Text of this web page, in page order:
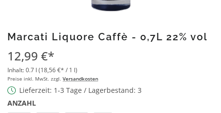
Marcati Liquore Caffè - 0,7L 22% vol
12,99 €*
Inhalt:0.7 l (18,56 €* / 1 l)
Preise inkl. MwSt. zzgl. Versandkosten
Lieferzeit: 1-3 Tage / Lagerbestand: 3
ANZAHL